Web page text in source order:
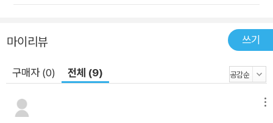
마이리뷰 쓰기
구매자 (0) 전체 (9)